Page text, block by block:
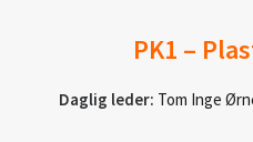
PK1 –
Daglig leder: Tom Inge